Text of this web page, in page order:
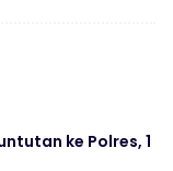
ke Polres, 1